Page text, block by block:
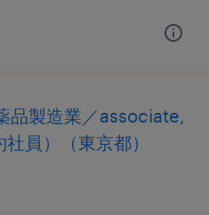
品製造業／associate,
員）（東京都）